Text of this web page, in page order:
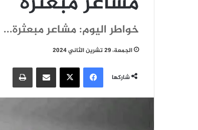
خواطر اليوم: مشاعر مبعثرة...
الجمعة، 29 تشرين الثاني 2024
شاركها
فيسبوك‫X مشاركة عبر البريد طباعة